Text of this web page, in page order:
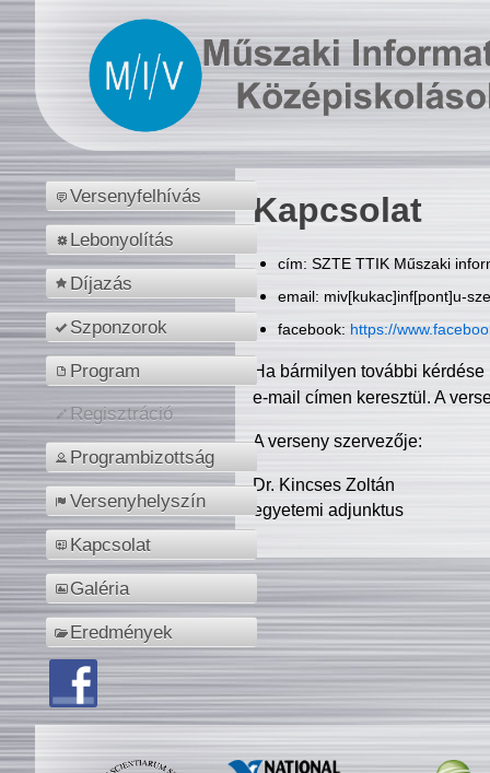
Versenyfelhívás
Lebonyolítás
Díjazás
Szponzorok
Program
Regisztráció
Programbizottság
Versenyhelyszín
Kapcsolat
Galéria
Eredmények
Kapcsolat
cím: SZTE TTIK Műszaki
email: miv[kukac]inf[pont]u-
facebook: https://
Ha bármilyen további
e-mail címen keresztül. A
A verseny szervezője:
Dr. Kincses Zoltán
egyetemi adjunktus